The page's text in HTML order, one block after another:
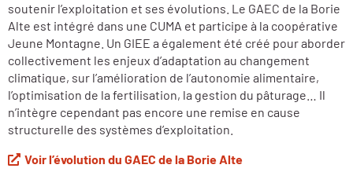
soutenir l’exploitation et ses évolutions. Le GAEC de la Borie
Alte est intégré dans une CUMA et participe à la coopérative
Jeune Montagne. Un GIEE a également été créé pour aborder
collectivement les enjeux d’adaptation au changement
climatique, sur l’amélioration de l’autonomie alimentaire,
l’optimisation de la fertilisation, la gestion du pâturage… Il
n’intègre cependant pas encore une remise en cause
structurelle des systèmes d’exploitation.
Voir l’évolution du GAEC de la Borie Alte